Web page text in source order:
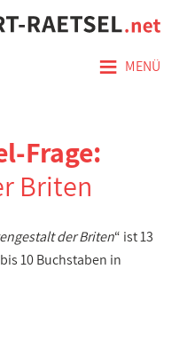
≡ MENÜ
Frage:
Briten
der Briten“ ist 13
10 Buchstaben in